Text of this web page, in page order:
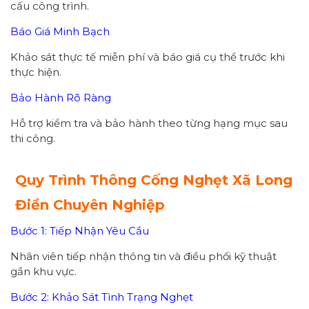
cấu công trình.
Báo Giá Minh Bạch
Khảo sát thực tế miễn phí và báo giá cụ thể trước khi
thực hiện.
Bảo Hành Rõ Ràng
Hỗ trợ kiểm tra và bảo hành theo từng hạng mục sau
thi công.
Quy Trình Thông Cống Nghẹt Xã Long
Điền Chuyên Nghiệp
Bước 1: Tiếp Nhận Yêu Cầu
Nhân viên tiếp nhận thông tin và điều phối kỹ thuật
gần khu vực.
Bước 2: Khảo Sát Tình Trạng Nghẹt